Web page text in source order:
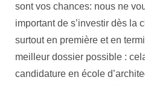
sont vos chances: nous ne
important de s’investir dès la
surtout en première et en
meilleur dossier possible :
candidature en école